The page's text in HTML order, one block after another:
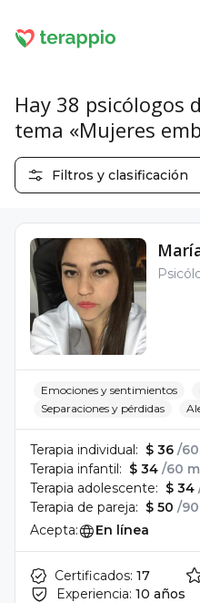
Iniciar sesión como
Servicios
Blog
Foro
Para los psicólogos
Sobre terappio
Preguntas y respuestas
office@terappio.com
Hay 38 psicólogos
tema «Mujeres
Filtros y clasificación
Emociones y sentimientos
Separaciones y pérdidas
Terapia individual: $ 36 /
Terapia infantil: $ 34 /60
Terapia adolescente: $ 34
Terapia de pareja: $ 50 /
Acepta:
En línea
Certificados: 17
Experiencia: 10 años